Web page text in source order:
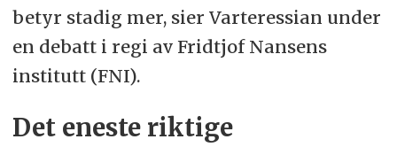
betyr stadig mer, sier Varteressian under
en debatt i regi av Fridtjof Nansens
institutt (FNI).
Det eneste riktige